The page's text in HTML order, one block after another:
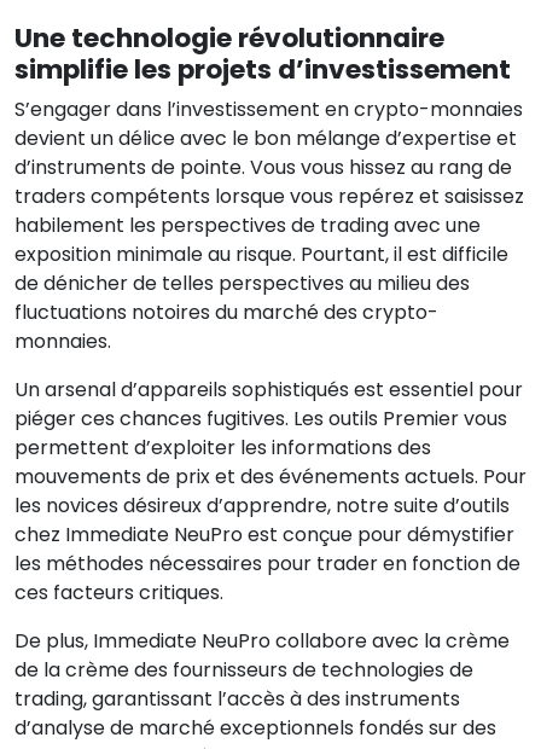
Une technologie révolutionnaire
simplifie les projets d’investissement
S’engager dans l’investissement en crypto-monnaies
devient un délice avec le bon mélange d’expertise et
d’instruments de pointe. Vous vous hissez au rang de
traders compétents lorsque vous repérez et saisissez
habilement les perspectives de trading avec une
exposition minimale au risque. Pourtant, il est difficile
de dénicher de telles perspectives au milieu des
fluctuations notoires du marché des crypto-
monnaies.
Un arsenal d’appareils sophistiqués est essentiel pour
piéger ces chances fugitives. Les outils Premier vous
permettent d’exploiter les informations des
mouvements de prix et des événements actuels. Pour
les novices désireux d’apprendre, notre suite d’outils
chez Immediate NeuPro est conçue pour démystifier
les méthodes nécessaires pour trader en fonction de
ces facteurs critiques.
De plus, Immediate NeuPro collabore avec la crème
de la crème des fournisseurs de technologies de
trading, garantissant l’accès à des instruments
d’analyse de marché exceptionnels fondés sur des